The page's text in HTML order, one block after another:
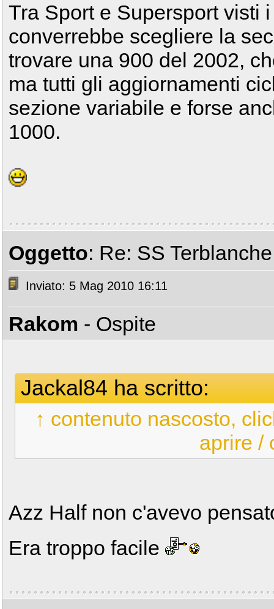
Tra Sport e Supersport visti
converrebbe scegliere la
trovare una 900 del 2002,
ma tutti gli aggiornamenti
sezione variabile e forse
1000.
Oggetto: Re: SS
Inviato: 5 Mag 2010 16:11
Rakom - Ospite
Jackal84 ha scritto:
↑ contenuto nascosto,
aprire /
Azz Half non c'avevo
Era troppo facile